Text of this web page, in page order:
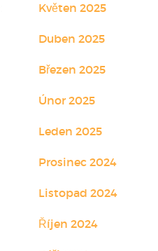
Květen 2025
Duben 2025
Březen 2025
Únor 2025
Leden 2025
Prosinec 2024
Listopad 2024
Říjen 2024